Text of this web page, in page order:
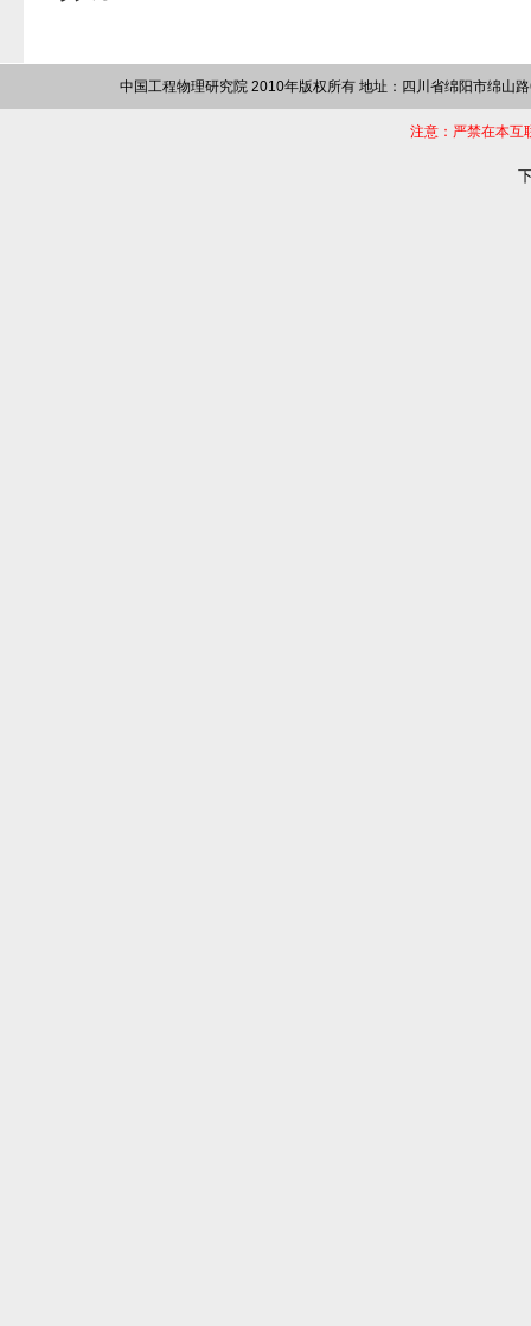
中国工程物理研究院 2010年版权所有 地址：四川省绵阳市绵山
注意：严禁在本互